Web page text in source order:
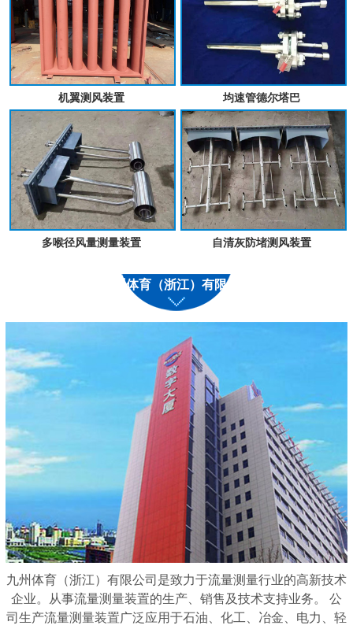
机翼测风装置 均速管德尔塔巴
多喉径风量测量装置 自清灰防堵测风装置
九州体育（浙江）有限公司
九州体育（浙江）有限公司是致力于流量测量行业的高新技术
企业。从事流量测量装置的生产、销售及技术支持业务。 公
司生产流量测量装置广泛应用于石油、化工、冶金、电力、轻